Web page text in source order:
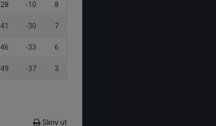
28 -10 8
41 -30 7
46 -33 6
49 -37 3
Skriv ut